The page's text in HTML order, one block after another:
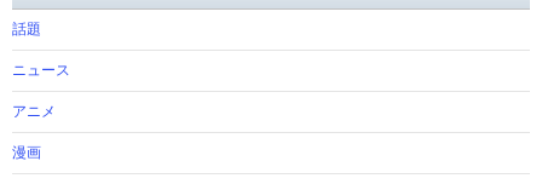
話題
ニュース
アニメ
漫画